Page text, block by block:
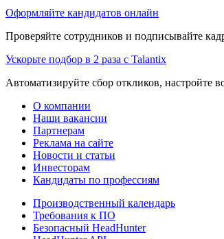
Оформляйте кандидатов онлайн
Проверяйте сотрудников и подписывайте
Ускорьте подбор в 2 раза с Talantix
Автоматизируйте сбор откликов, настройте
О компании
Наши вакансии
Партнерам
Реклама на сайте
Новости и статьи
Инвесторам
Кандидаты по профессиям
Производственный календарь
Требования к ПО
Безопасный HeadHunter